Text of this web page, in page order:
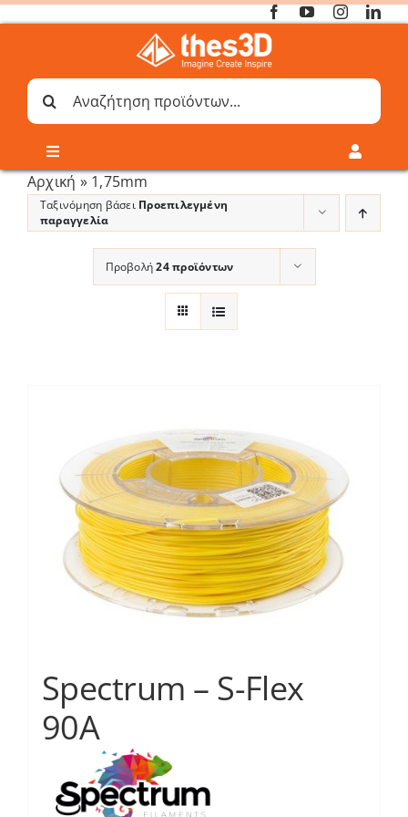
Μετάβαση
Αναζήτηση
για:
Toggle
Navigation
Online 3D Printing
Outlet
Shop
Services
Academy
Software
Blog
Επικοινωνία
Toggle
Καλάθι
Λογαριασμός
Αρχική » 1,75mm
Ταξινόμηση βάσει Προεπιλεγμένη
παραγγελία
Προβολή24 προϊόντων
Spectrum – S-Flex
90A